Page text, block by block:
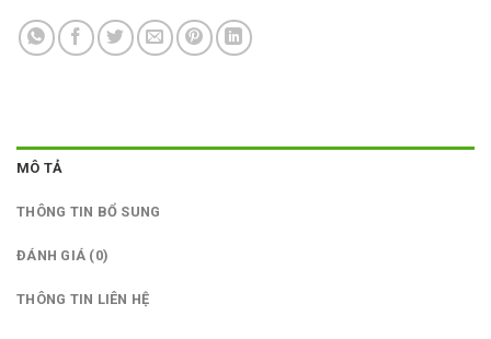
MÔ TẢ
THÔNG TIN BỔ SUNG
ĐÁNH GIÁ (0)
THÔNG TIN LIÊN HỆ